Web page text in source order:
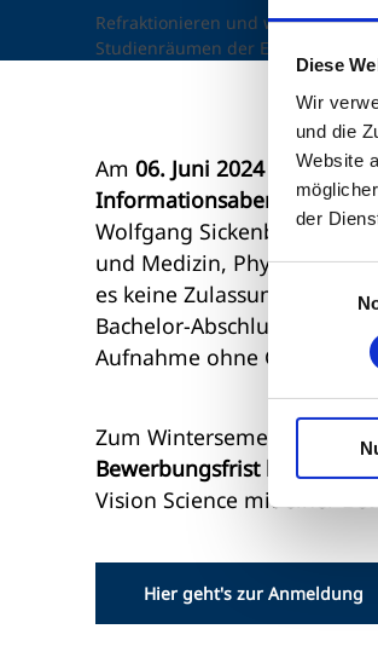
Diese
Wir
und die
Website
der
Refraktionieren und weitere
Studienräumen der EAH Jena
Am06. Juni 2024um19
Informationsabend
zum
Wolfgang Sickenberger. In
und Medizin, Physiologie
es keine
Bachelor-Abschluss auf
Aufnahme ohne
Zum Wintersemester
Bewerbungsfrist bis 30.
Vision Science mit einer
Hier geht's zur Anmeldung